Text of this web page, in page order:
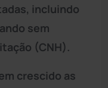
incluindo
sem
(CNH).
crescido as